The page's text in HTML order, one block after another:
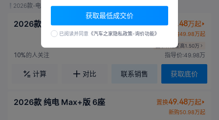
2026款-电动 676马力
2026款 纯电 Max+版 5座 置换 48.48万起
新购49.98万起
国家补贴至高1.50万
10%的人关注 指导价:49.98万
计算 对比 联系销售 获取底价
2026款 纯电 Max+版 6座 置换49.48万起
新购50.98万起
获取最低成交价
已阅读并同意 《汽车之家隐私政策-询价功能》